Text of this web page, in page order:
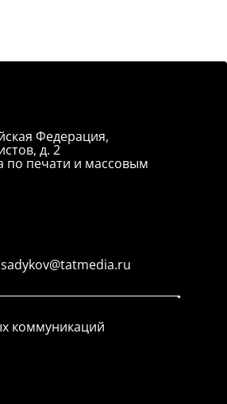
Федерация,
д. 2
по печати и массовым
коммуникаций